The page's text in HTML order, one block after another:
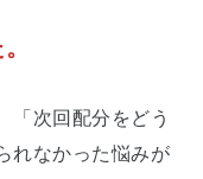
「次回配分をどう
れなかった悩みが